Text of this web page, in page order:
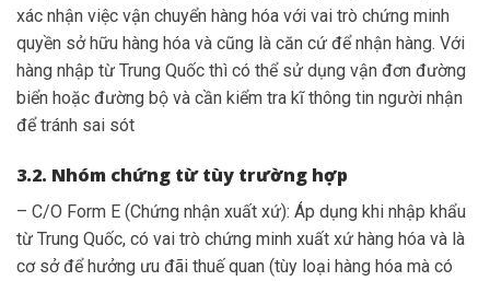
xác nhận việc vận chuyển hàng hóa với vai trò chứng minh
quyền sở hữu hàng hóa và cũng là căn cứ để nhận hàng. Với
hàng nhập từ Trung Quốc thì có thể sử dụng vận đơn đường
biển hoặc đường bộ và cần kiểm tra kĩ thông tin người nhận
để tránh sai sót
3.2. Nhóm chứng từ tùy trường hợp
– C/O Form E (Chứng nhận xuất xứ): Áp dụng khi nhập khẩu
từ Trung Quốc, có vai trò chứng minh xuất xứ hàng hóa và là
cơ sở để hưởng ưu đãi thuế quan (tùy loại hàng hóa mà có